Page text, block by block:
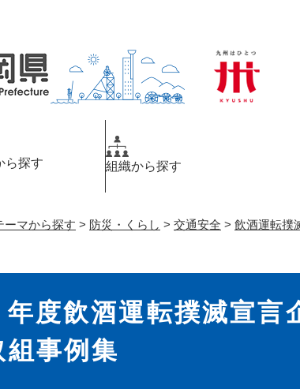
ら探す 組織から探す
ーマから探す > 防災・くらし > 交通安全 > 飲酒運転撲
年度飲酒運転撲滅宣言
組事例集